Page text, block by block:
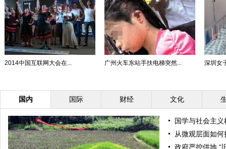
2014中国互联网大会在... 广州火车东站手扶电梯突然... 深圳女
国内 国际 财经 文化
国学与社会主
从微观层面如
政府严控供地 “